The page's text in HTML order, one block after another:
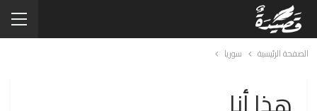
الصفحة الرئيسية سوريا